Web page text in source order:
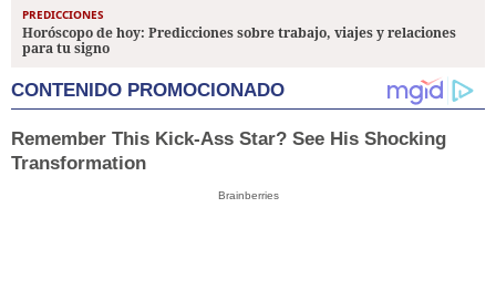
PREDICCIONES
Horóscopo de hoy: Predicciones sobre trabajo, viajes y relaciones
para tu signo
CONTENIDO PROMOCIONADO
Remember This Kick-Ass Star? See His Shocking
Transformation
Brainberries